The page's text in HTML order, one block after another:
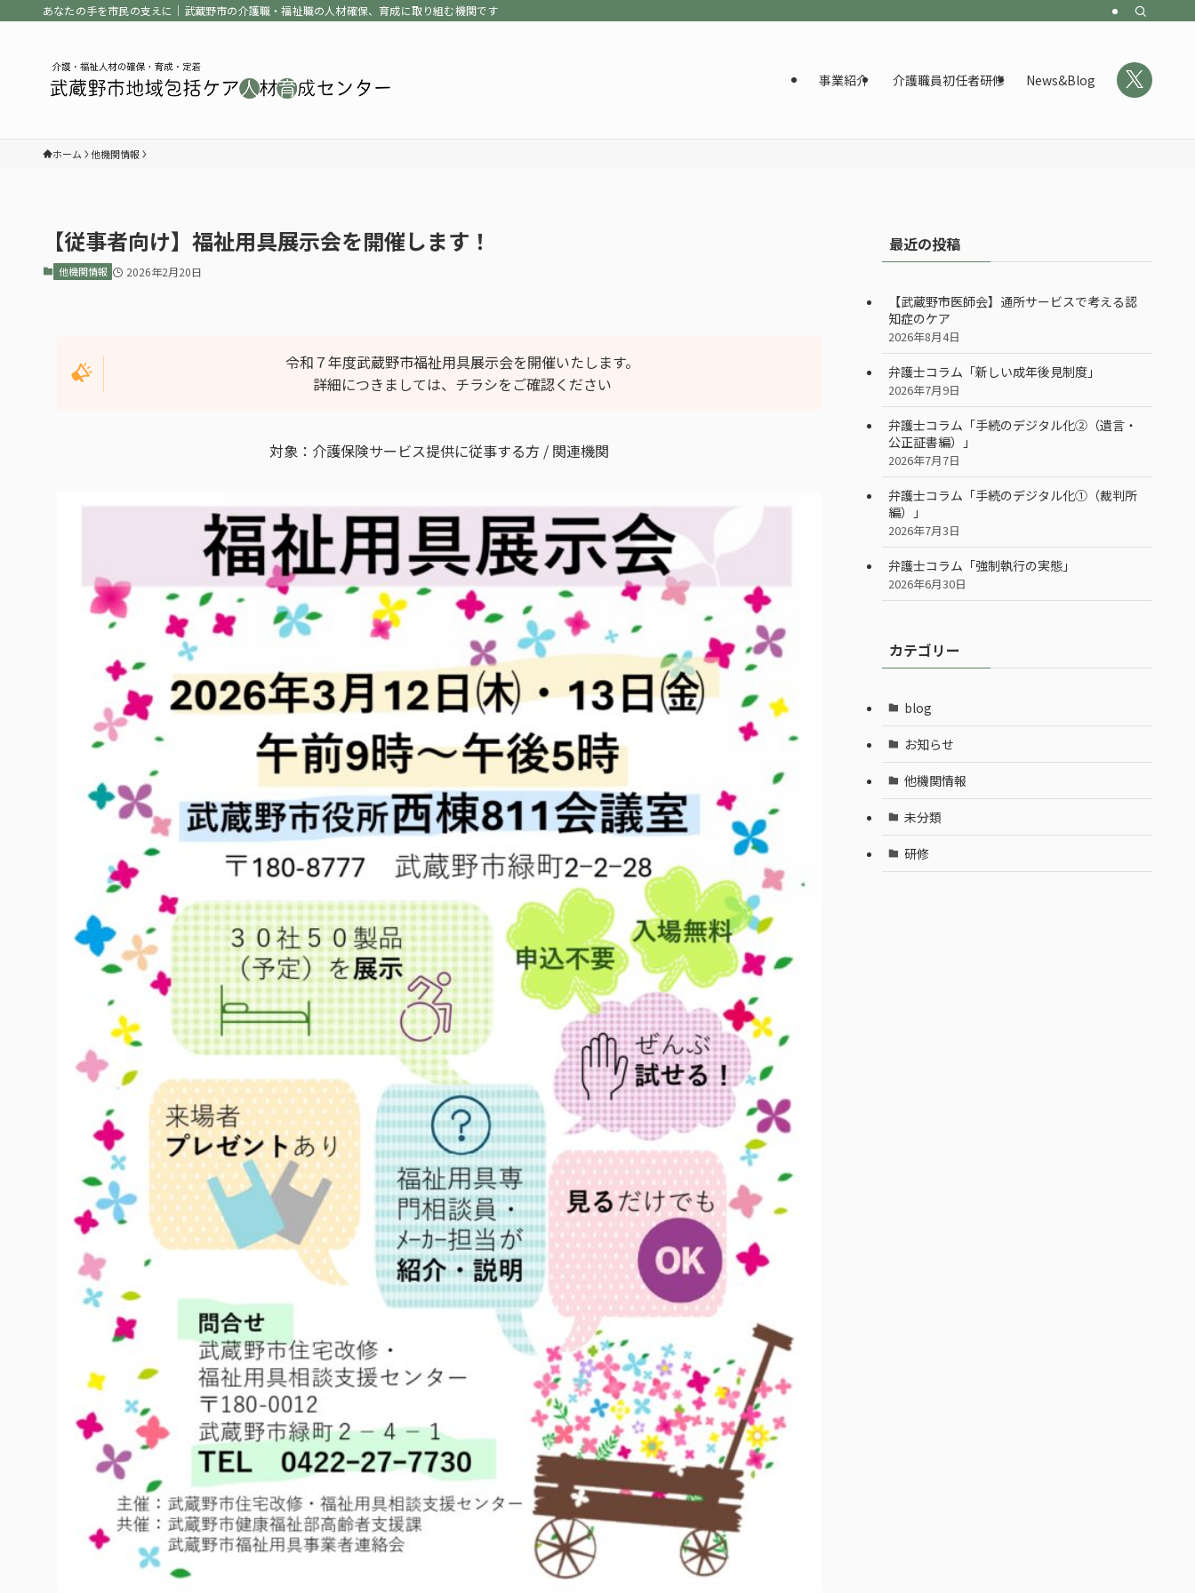
あなたの手を市民の支えに｜武蔵野市の介護職・福祉職の人材確保、育成に取り組む機関です
事業紹介 介護職員初任者研修 News&Blog
ホーム 他機関情報
【従事者向け】福祉用具展示会を開催します！
他機関情報 2026年2月20日
令和７年度武蔵野市福祉用具展示会を開催いたします。
詳細につきましては、チラシをご確認ください
対象：介護保険サービス提供に従事する方 / 関連機関
最近の投稿
【武蔵野市医師会】通所サービスで考える認
知症のケア
2026年8月4日
弁護士コラム「新しい成年後見制度」
2026年7月9日
弁護士コラム「手続のデジタル化②（遺言・
公正証書編）」
2026年7月7日
弁護士コラム「手続のデジタル化①（裁判所
編）」
2026年7月3日
弁護士コラム「強制執行の実態」
2026年6月30日
カテゴリー
blog
お知らせ
他機関情報
未分類
研修